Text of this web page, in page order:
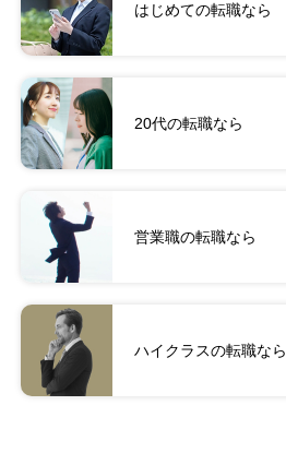
はじめての転職なら
20代の転職なら
営業職の転職なら
ハイクラスの転職なら